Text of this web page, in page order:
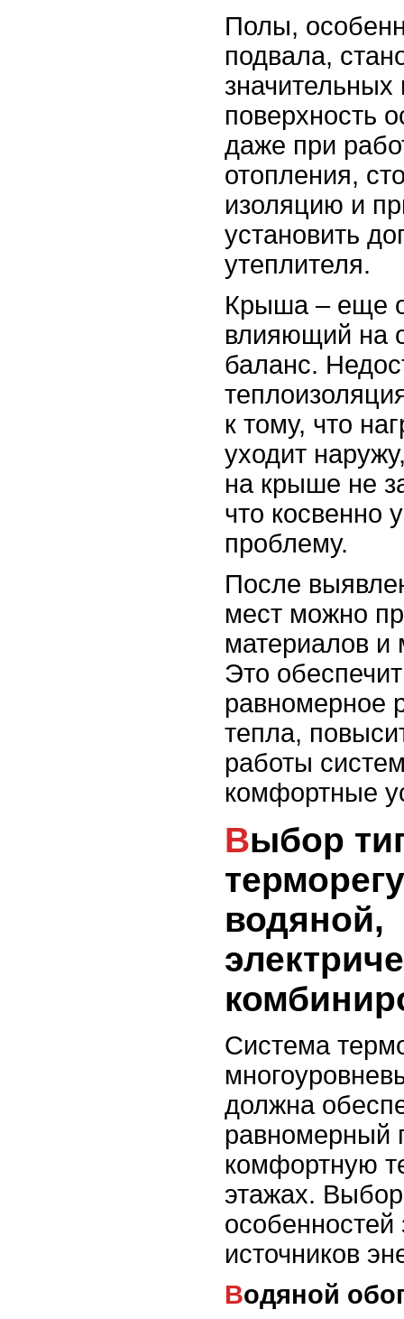
Полы,
подвала,
значительных
поверхность
даже при
отопления,
изоляцию и
установить
утеплителя.
Крыша – еще
влияющий на
баланс.
к тому, что
уходит
на крыше не
что косвенно
проблему.
После
мест можно
материалов и
Это
равномерное
тепла,
работы
комфортные
Выбор типа
водяной,
Система
должна
равномерный
комфортную
этажах. Выбор
источников
Водяной